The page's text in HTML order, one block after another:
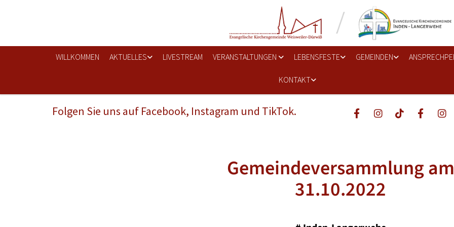
WILLKOMMEN AKTUELLES LIVESTREAM VERANSTALTUNGEN LEBENSFESTE GEMEINDEN
KONTAKT
Folgen Sie uns auf Facebook, Instagram und TikTok.
Gemeindeversammlung am
31.10.2022